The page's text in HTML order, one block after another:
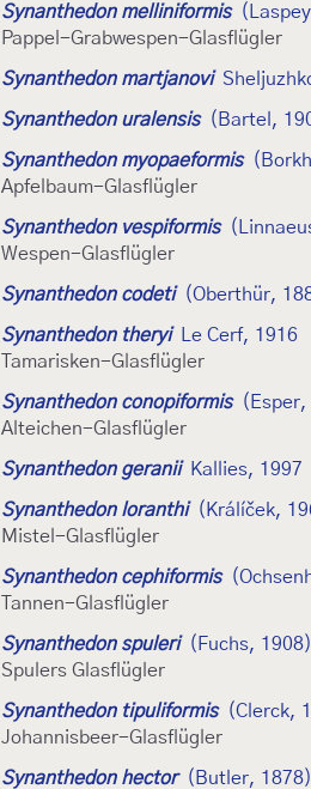
Synanthedon melliniformis
Pappel-Grabwespen-Glasflügler
Synanthedon martjanovi
Synanthedon uralensis (Bartel,
Synanthedon myopaeformis
Apfelbaum-Glasflügler
Synanthedon vespiformis
Wespen-Glasflügler
Synanthedon codeti (Oberthür,
Synanthedon theryi
Le Cerf, 1916
Tamarisken-Glasflügler
Synanthedon conopiformis
Alteichen-Glasflügler
Synanthedon geranii Kallies, 1997
Synanthedon loranthi
(Králíček,
Mistel-Glasflügler
Synanthedon cephiformis
Tannen-Glasflügler
Synanthedon spuleri
(Fuchs, 1908)
Spulers Glasflügler
Synanthedon tipuliformis
(Clerck,
Johannisbeer-Glasflügler
Synanthedon hector (Butler, 1878)